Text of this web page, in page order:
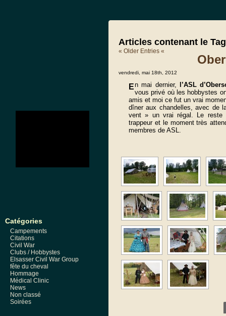
Catégories
Campements
Citations
Civil War
Clubs / Hobbystes
Elsasser Civil War Group
fête du cheval
Hommage
Médical Clinic
News
Non classé
Soirées
Articles contenant le Tag
« Older Entries «
vendredi, mai 18th, 2012
En mai dernier, l’ASL
vous privé où les hobbystes
amis et moi ce fut un vrai
dîner aux chandelles, avec de
vent » un vrai régal. Le reste
trappeur et le moment très
membres de ASL.